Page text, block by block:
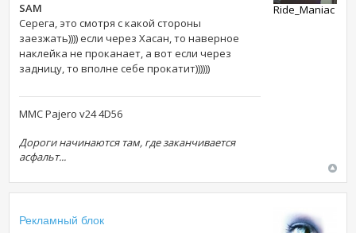
SAM
Серега, это смотря с какой стороны
заезжать)))) если через Хасан, то наверное
наклейка не проканает, а вот если через
задницу, то вполне себе прокатит))))))
MMC Pajero v24 4D56
Дороги начинаются там, где заканчивается
асфальт...
Ride_Maniac
Рекламный блок